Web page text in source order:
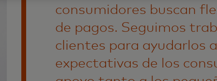
consumidores buscan
de pagos. Seguimos
clientes para ayudarlos
expectativas de los